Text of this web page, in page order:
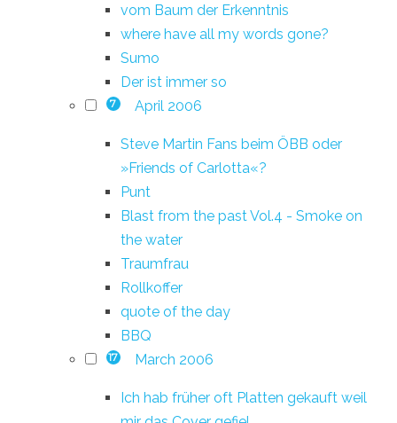
vom Baum der Erkenntnis
where have all my words gone?
Sumo
Der ist immer so
7 April 2006
Steve Martin Fans beim ÖBB oder
»Friends of Carlotta«?
Punt
Blast from the past Vol.4 - Smoke on
the water
Traumfrau
Rollkoffer
quote of the day
BBQ
17 March 2006
Ich hab früher oft Platten gekauft weil